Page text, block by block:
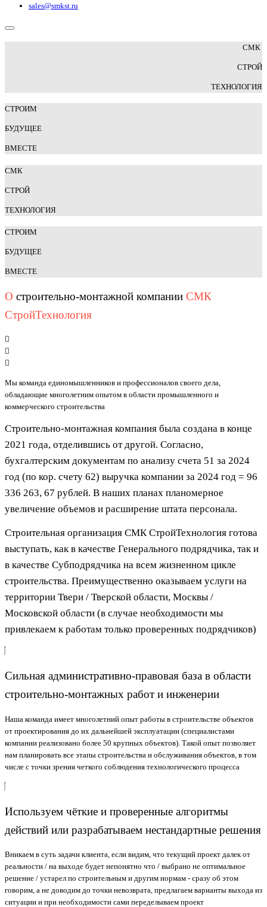
sales@smkst.ru
СМК
СТРОЙ
ТЕХНОЛОГИЯ
СТРОИМ
БУДУЩЕЕ
ВМЕСТЕ
СМК
СТРОЙ
ТЕХНОЛОГИЯ
СТРОИМ
БУДУЩЕЕ
ВМЕСТЕ
О строительно-монтажной компании СМК
СтройТехнология
Мы команда единомышленников и профессионалов своего дела,
обладающие многолетним опытом в области промышленного и
коммерческого строительства
Строительно-монтажная компания была создана в конце
2021 года, отделившись от другой. Согласно,
бухгалтерским документам по анализу счета 51 за 2024
год (по кор. счету 62) выручка компании за 2024 год = 96
336 263, 67 рублей. В наших планах планомерное
увеличение объемов и расширение штата персонала.
Строительная организация СМК СтройТехнология готова
выступать, как в качестве Генерального подрядчика, так и
в качестве Субподрядчика на всем жизненном цикле
строительства. Преимущественно оказываем услуги на
территории Твери / Тверской области, Москвы /
Московской области (в случае необходимости мы
привлекаем к работам только проверенных подрядчиков)
Сильная административно-правовая база в области
строительно-монтажных работ и инженерии
Наша команда имеет многолетний опыт работы в строительстве объектов
от проектирования до их дальнейшей эксплуатации (специалистами
компании реализовано более 50 крупных объектов). Такой опыт позволяет
нам планировать все этапы строительства и обслуживания объектов, в том
числе с точки зрения четкого соблюдения технологического процесса
Используем чёткие и проверенные алгоритмы
действий или разрабатываем нестандартные решения
Вникаем в суть задачи клиента, если видим, что текущий проект далек от
реальности / на выходе будет непонятно что / выбрано не оптимальное
решение / устарел по строительным и другим нормам - сразу об этом
говорим, а не доводим до точки невозврата, предлагаем варианты выхода из
ситуации и при необходимости сами переделываем проект